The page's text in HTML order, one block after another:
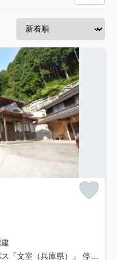
県）」 停歩40分車25分 19.9km